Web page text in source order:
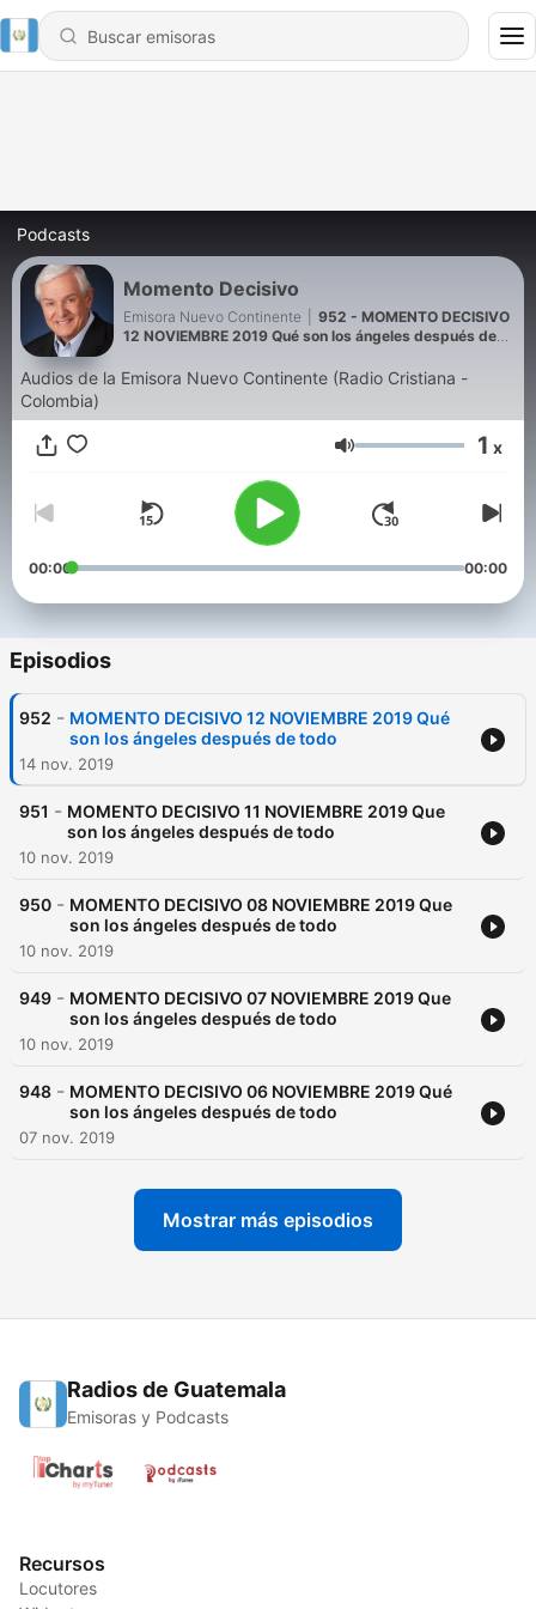
Podcasts
Momento Decisivo
Emisora Nuevo Continente
952 - MOMENTO DECISIVO
12 NOVIEMBRE 2019 Qué son los ángeles después de
Audios de la Emisora Nuevo Continente (Radio Cristiana -
Colombia)
Volumen 1 x
00:00 00:00
Episodios
952 - MOMENTO DECISIVO 12 NOVIEMBRE 2019 Qué
son los ángeles después de todo
14 nov. 2019
951 - MOMENTO DECISIVO 11 NOVIEMBRE 2019 Que
son los ángeles después de todo
10 nov. 2019
950 - MOMENTO DECISIVO 08 NOVIEMBRE 2019 Que
son los ángeles después de todo
10 nov. 2019
949 - MOMENTO DECISIVO 07 NOVIEMBRE 2019 Que
son los ángeles después de todo
10 nov. 2019
948 - MOMENTO DECISIVO 06 NOVIEMBRE 2019 Qué
son los ángeles después de todo
07 nov. 2019
Mostrar más episodios
Radios de Guatemala
Emisoras y Podcasts
Recursos
Locutores